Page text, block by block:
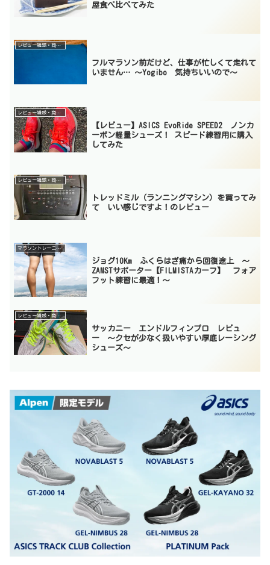
屋食べ比べてみた
レビュー雑感・商品紹介
フルマラソン前だけど、仕事が忙しくて走れて
いません… 〜Yogibo 気持ちいいので〜
レビュー雑感・商品紹介
【レビュー】ASICS EvoRide SPEED2 ノンカ
ーボン軽量シューズ！ スピード練習用に購入
してみた
レビュー雑感・商品紹介
トレッドミル（ランニングマシン）を買ってみ
て いい感じですよ！のレビュー
マラソントレーニング
ジョグ10Km ふくらはぎ痛から回復途上 〜
ZAMSTサポーター【FILMISTAカーフ】 フォア
フット練習に最適！〜
レビュー雑感・商品紹介
サッカニー エンドルフィンプロ レビュ
ー 〜クセが少なく扱いやすい厚底レーシング
シューズ〜